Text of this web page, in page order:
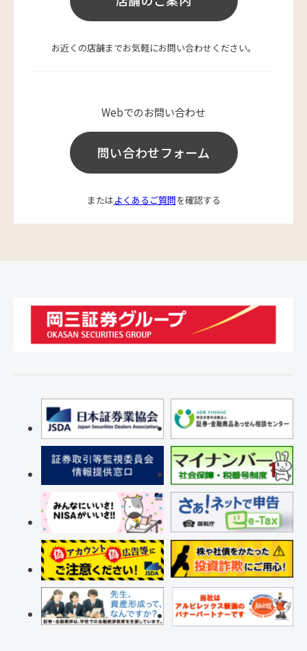
お近くの店舗までお気軽にお問い合わせください。
Webでのお問い合わせ
問い合わせフォーム
またはよくあるご質問を確認する